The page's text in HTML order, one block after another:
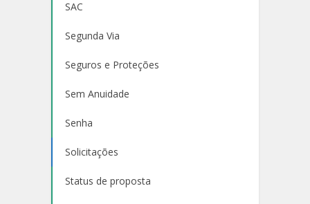
SAC
Segunda Via
Seguros e Proteções
Sem Anuidade
Senha
Solicitações
Status de proposta